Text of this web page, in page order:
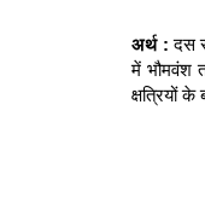
अर्थ : दस
में भौमवंश
क्षत्रियों